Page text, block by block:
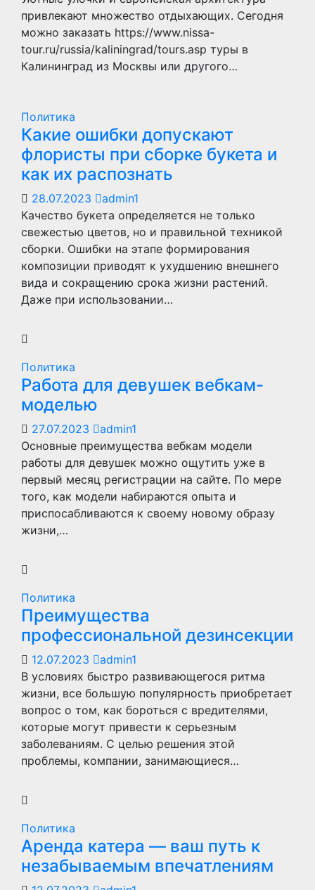
привлекают множество отдыхающих. Сегодня
можно заказать https://www.nissa-
tour.ru/russia/kaliningrad/tours.asp туры в
Калининград из Москвы или другого…
Политика
Какие ошибки допускают
флористы при сборке букета и
как их распознать
28.07.2023
admin1
Качество букета определяется не только
свежестью цветов, но и правильной техникой
сборки. Ошибки на этапе формирования
композиции приводят к ухудшению внешнего
вида и сокращению срока жизни растений.
Даже при использовании…
Политика
Работа для девушек вебкам-
моделью
27.07.2023
admin1
Основные преимущества вебкам модели
работы для девушек можно ощутить уже в
первый месяц регистрации на сайте. По мере
того, как модели набираются опыта и
приспосабливаются к своему новому образу
жизни,…
Политика
Преимущества
профессиональной дезинсекции
12.07.2023
admin1
В условиях быстро развивающегося ритма
жизни, все большую популярность приобретает
вопрос о том, как бороться с вредителями,
которые могут привести к серьезным
заболеваниям. С целью решения этой
проблемы, компании, занимающиеся…
Политика
Аренда катера — ваш путь к
незабываемым впечатлениям